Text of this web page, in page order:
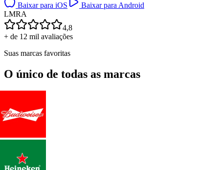
Baixar para iOS
Baixar para Android
LMRA
4,8
+ de 12 mil avaliações
Suas marcas favoritas
O único de todas as marcas